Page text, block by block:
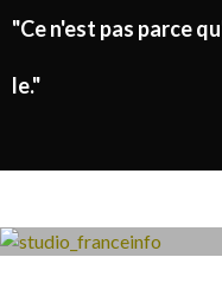
"Ce n'est pas parce
le."